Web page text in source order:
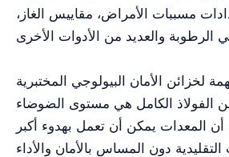
مسببات الأمراض، مقاييس الغاز،
لخزائن الأمان البيولوجي المختبرية
الفولاذ الكامل هي مستوى الضوضاء
المعدات يمكن أن تعمل بهدوء أكبر